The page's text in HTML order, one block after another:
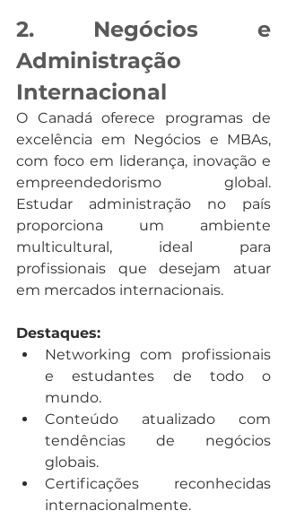
2. Negócios e
Administração
Internacional
O Canadá oferece programas de
excelência em Negócios e MBAs,
com foco em liderança, inovação e
empreendedorismo global.
Estudar administração no país
proporciona um ambiente
multicultural, ideal para
profissionais que desejam atuar
em mercados internacionais.
Destaques:
Networking com profissionais
e estudantes de todo o
mundo.
Conteúdo atualizado com
tendências de negócios
globais.
Certificações reconhecidas
internacionalmente.